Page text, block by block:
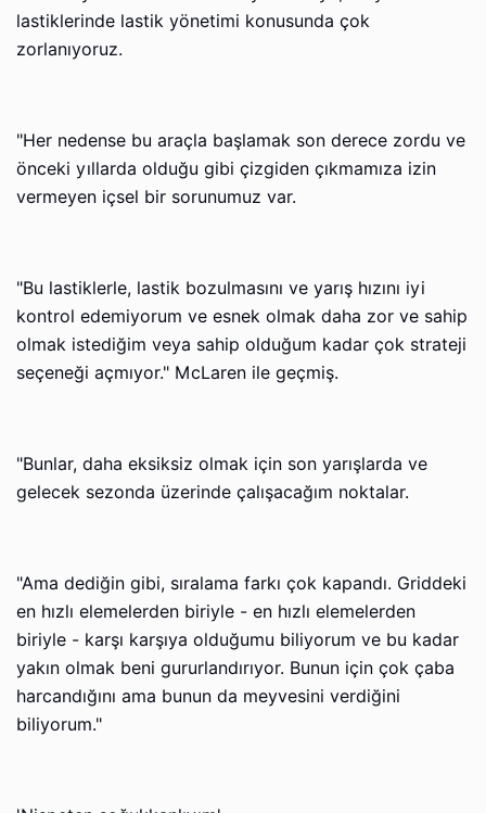
lastiklerinde lastik yönetimi konusunda çok
zorlanıyoruz.
"Her nedense bu araçla başlamak son derece zordu ve
önceki yıllarda olduğu gibi çizgiden çıkmamıza izin
vermeyen içsel bir sorunumuz var.
"Bu lastiklerle, lastik bozulmasını ve yarış hızını iyi
kontrol edemiyorum ve esnek olmak daha zor ve sahip
olmak istediğim veya sahip olduğum kadar çok strateji
seçeneği açmıyor." McLaren ile geçmiş.
"Bunlar, daha eksiksiz olmak için son yarışlarda ve
gelecek sezonda üzerinde çalışacağım noktalar.
"Ama dediğin gibi, sıralama farkı çok kapandı. Griddeki
en hızlı elemelerden biriyle - en hızlı elemelerden
biriyle - karşı karşıya olduğumu biliyorum ve bu kadar
yakın olmak beni gururlandırıyor. Bunun için çok çaba
harcandığını ama bunun da meyvesini verdiğini
biliyorum."